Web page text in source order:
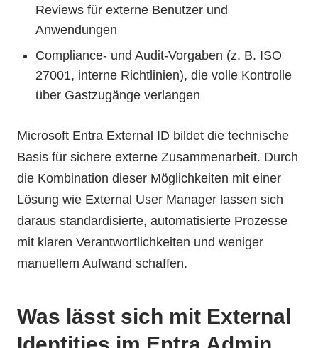
Reviews für externe Benutzer und
Anwendungen
Compliance- und Audit-Vorgaben (z. B. ISO
27001, interne Richtlinien), die volle Kontrolle
über Gastzugänge verlangen
Microsoft Entra External ID bildet die technische
Basis für sichere externe Zusammenarbeit. Durch
die Kombination dieser Möglichkeiten mit einer
Lösung wie External User Manager lassen sich
daraus standardisierte, automatisierte Prozesse
mit klaren Verantwortlichkeiten und weniger
manuellem Aufwand schaffen.
Was lässt sich mit External